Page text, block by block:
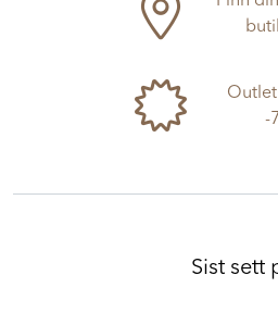
-
Sist sett